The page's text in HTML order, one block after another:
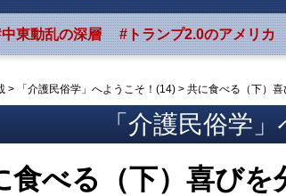
東動乱の深層 #トランプ2.0のアメリカ
> 「介護民俗学」へようこそ！(14) > 共に食べる（下）
「介護民俗学
食べる（下）喜びを